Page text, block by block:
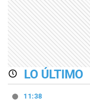
LO ÚLTIMO
11:38